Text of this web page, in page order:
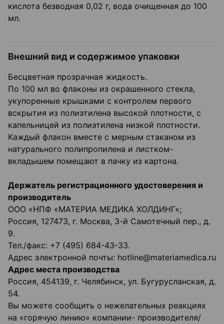
кислота безводная 0,02 г, вода очищенная до 100
мл.
Внешний вид и содержимое упаковки
Бесцветная прозрачная жидкость.
По 100 мл во флаконы из окрашенного стекла,
укупоренные крышками с контролем первого
вскрытия из полиэтилена высокой плотности, с
капельницей из полиэтилена низкой плотности.
Каждый флакон вместе с мерным стаканом из
натурального полипропилена и листком-
вкладышем помещают в пачку из картона.
Держатель регистрационного удостоверения и
производитель
ООО «НПФ «МАТЕРИА МЕДИКА ХОЛДИНГ»;
Россия, 127473, г. Москва, 3-й Самотечный пер., д.
9.
Тел./факс: +7 (495) 684-43-33.
Адрес электронной почты: hotline@materiamedica.ru
Адрес места производства
Россия, 454139, г. Челябинск, ул. Бугурусланская, д.
54.
Вы можете сообщить о нежелательных реакциях
на «горячую линию» компании- производителя/